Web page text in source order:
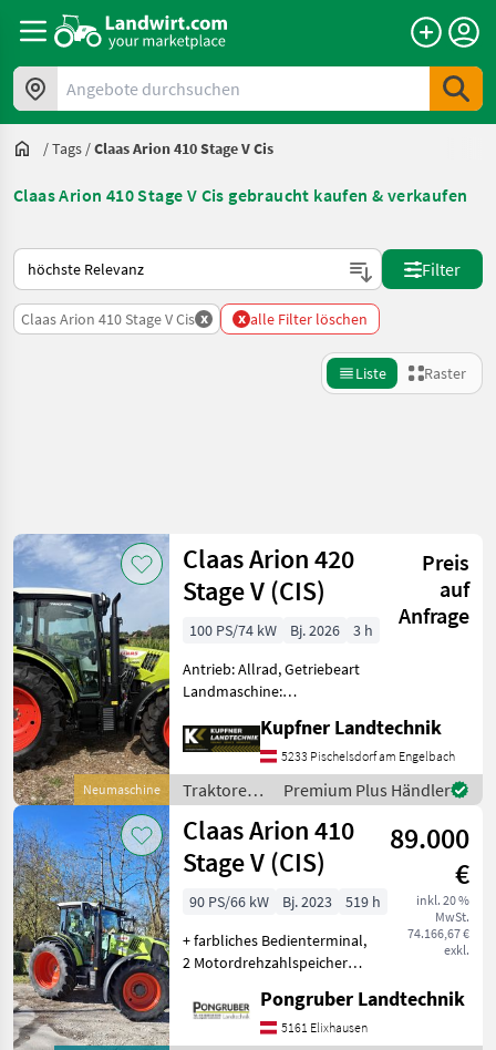
Angebote durchsuchen
/Tags /Claas Arion 410 Stage V Cis
Claas Arion 410 Stage V Cis gebraucht kaufen & verkaufen
So wird auf Landwirt.com sortiert
Filter
Claas Arion 410 Stage V Cis x x alle Filter löschen
Liste Raster
Kategorie 2 Land Filter
AKTUELLER
PFAD
Claas
Arion
410
Stage
V Cis
KATEGORIE
Landtechnik
66
Bautechnik
1
Kommunaltechnik
1
MARKTPLATZ
Zurücksetzen
68
anzeigen
Neumaschine
Claas Arion 420
Stage V (CIS)
Preis
auf
Anfrage
100 PS/74 kW Bj. 2026
3 h
Antrieb: Allrad, Getriebeart
Landmaschine:
Plattform: Kabine,
Zapfwellendrehzahl:
540/540E/1000,
Höchstgeschwindigkeit in
km/h: 40 km/h, Aufladung:
Tu
Kupfner Landtechnik
5233 Pischelsdorf am Engelbach
Traktoren /
Claas
Premium Plus Händler
Claas Arion 410
Stage V (CIS)
89.000
€
inkl. 20 %
MwSt.
74.166,67 €
exkl.
90 PS/66 kW Bj. 2023
519 h
+ farbliches Bedienterminal,
2 Motordrehzahlspeicher
Schaltautomatik +
Multifunktionsgriff mit
Pongruber Landtechnik
5161 Elixhausen